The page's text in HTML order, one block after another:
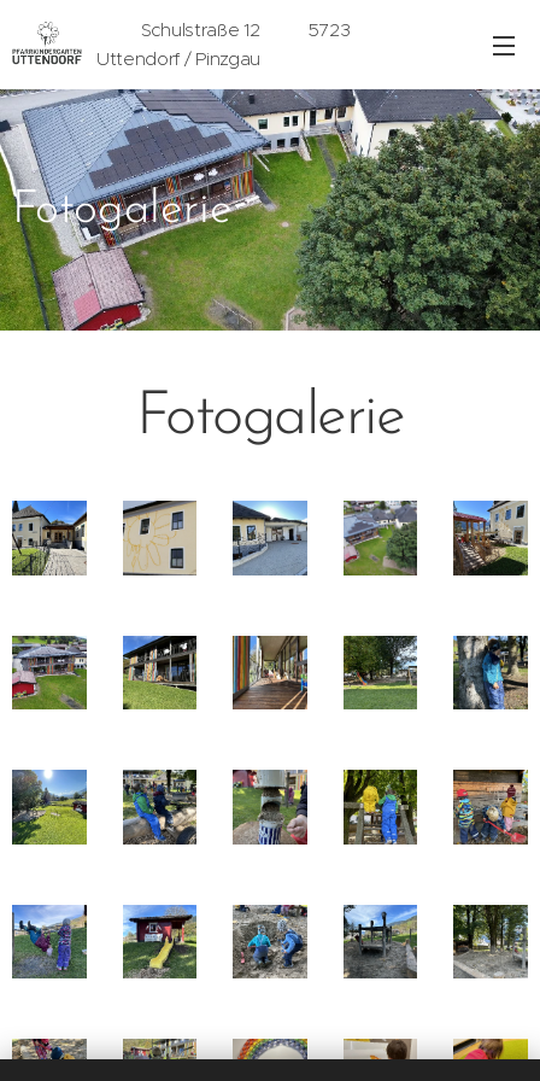
Schulstraße 12 5723
Uttendorf / Pinzgau
Fotogalerie
Fotogalerie